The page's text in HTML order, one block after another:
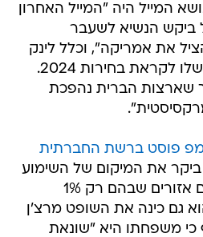
המייל היה "המייל האחרון
ביקש הנשיא לשעבר
את אמריקה", וכלל לינק
לגיוס תרומות לקמפיין שלו לקראת בחירות 2024.
שארצות הברית נהפכת
פוסט ברשת החברתית
ביקר את המיקום של השימוע
שלו כ"מקום לא הוגן עם אזורים שבהם רק 1%
גם כינה את השופט מרצ'ן
כי משפחתו היא "שונאת